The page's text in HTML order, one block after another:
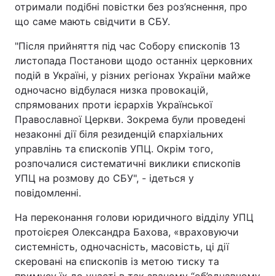
Відео з Youtube Статті
Інтерв'ю Думки
Архів Вакансії
Контакти
ПОСЛУГИ
Реклама на сайті
Моніторинг Пресцентр
отримали подібні повістки без роз’яснення, про
що саме мають свідчити в СБУ.
"Після прийняття під час Собору єпископів 13
листопада Постанови щодо останніх церковних
подій в Україні, у різних регіонах України майже
одночасно відбулася низка провокацій,
спрямованих проти ієрархів Української
Православної Церкви. Зокрема були проведені
незаконні дії біля резиденцій єпархіальних
управлінь та єпископів УПЦ. Окрім того,
розпочалися систематичні виклики єпископів
УПЦ на розмову до СБУ", - ідеться у
повідомленні.
На переконання голови юридичного відділу УПЦ
протоієрея Олександра Бахова, «враховуючи
системність, одночасність, масовість, ці дії
скеровані на єпископів із метою тиску та